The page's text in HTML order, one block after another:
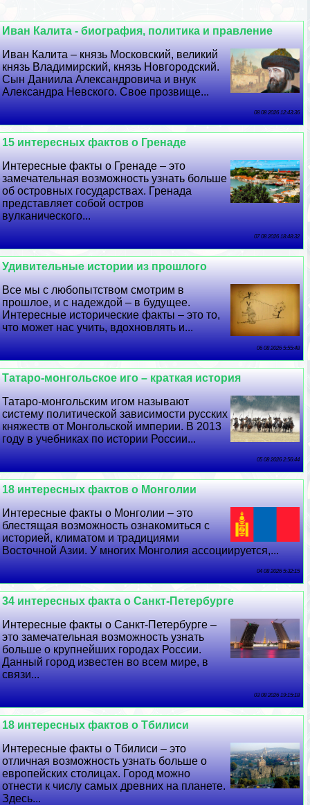
Иван Калита - биография, политика и правление
Иван Калита – князь Московский, великий
князь Владимирский, князь Новгородский.
Сын Даниила Александровича и внук
Александра Невского. Свое прозвище...
08 08 2026 12:43:36
15 интересных фактов о Гренаде
Интересные факты о Гренаде – это
замечательная возможность узнать больше
об островных государствах. Гренада
представляет собой остров
вулканического...
07 08 2026 18:48:32
Удивительные истории из прошлого
Все мы с любопытством смотрим в
прошлое, и с надеждой – в будущее.
Интересные исторические факты – это то,
что может нас учить, вдохновлять и...
06 08 2026 5:55:48
Татаро-монгольское иго – краткая история
Татаро-монгольским игом называют
систему политической зависимости русских
княжеств от Монгольской империи. В 2013
году в учебниках по истории России...
05 08 2026 2:56:44
18 интересных фактов о Монголии
Интересные факты о Монголии – это
блестящая возможность ознакомиться с
историей, климатом и традициями
Восточной Азии. У многих Монголия ассоциируется,...
04 08 2026 5:32:15
34 интересных факта о Санкт-Петербурге
Интересные факты о Санкт-Петербурге –
это замечательная возможность узнать
больше о крупнейших городах России.
Данный город известен во всем мире, в
связи...
03 08 2026 19:15:18
18 интересных фактов о Тбилиси
Интересные факты о Тбилиси – это
отличная возможность узнать больше о
европейских столицах. Город можно
отнести к числу самых древних на планете.
Здесь...